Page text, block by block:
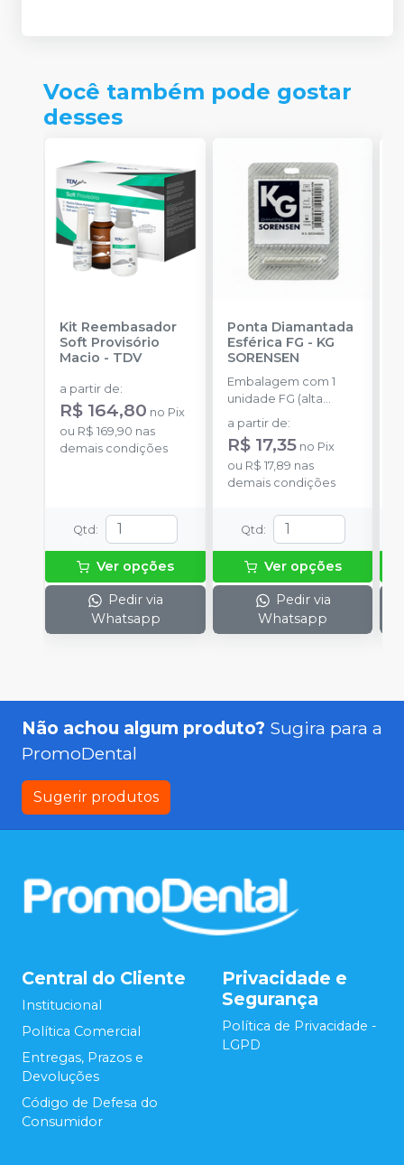
Você também pode gostar
desses
Kit Reembasador
Soft Provisório
Macio - TDV
a partir de:
R$ 164,80 no Pix
ou R$ 169,90 nas
demais condições
Qtd:
Ver opções
Pedir via
Whatsapp
Ponta Diamantada
Esférica FG - KG
SORENSEN
Embalagem com 1
unidade FG (alta
rotação).
a partir de:
R$ 17,35 no Pix
ou R$ 17,89 nas
demais condições
Qtd:
Ver opções
Pedir via
Whatsapp
Não achou algum produto? Sugira para a
PromoDental
Sugerir produtos
Central do Cliente
Institucional
Política Comercial
Entregas, Prazos e
Devoluções
Código de Defesa do
Consumidor
Privacidade e
Segurança
Política de Privacidade -
LGPD